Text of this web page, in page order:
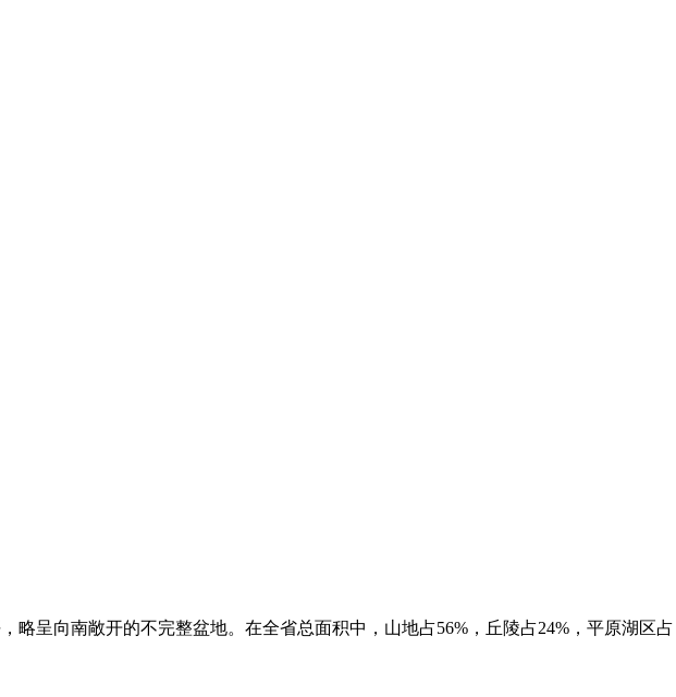
略呈向南敞开的不完整盆地。在全省总面积中，山地占56%，丘陵占24%，平原湖区占